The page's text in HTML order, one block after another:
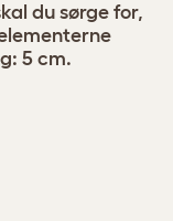
du sørge for,
5 cm.